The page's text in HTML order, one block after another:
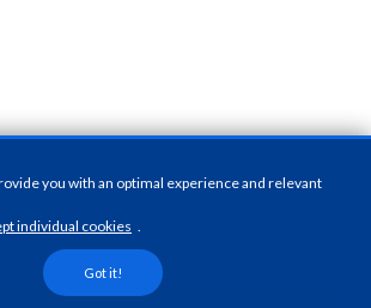
you with an optimal experience and relevant
individual cookies .
Got it!